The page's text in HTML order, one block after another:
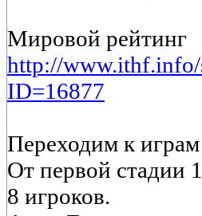
Мировой рейтинг
http://
ID=16877
Переходим к
От первой стадии
8 игроков.